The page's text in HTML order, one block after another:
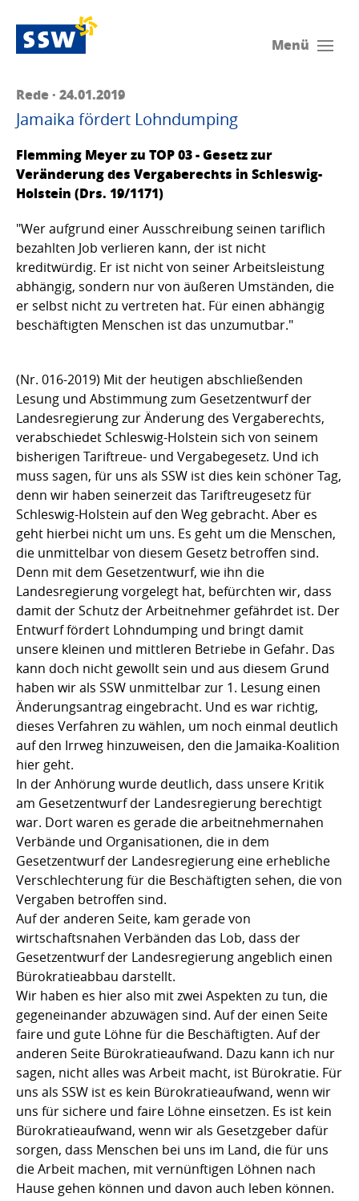
Menü
Rede · 24.01.2019
Jamaika fördert Lohndumping
Flemming Meyer zu TOP 03 - Gesetz zur
Veränderung des Vergaberechts in Schleswig-
Holstein (Drs. 19/1171)
"Wer aufgrund einer Ausschreibung seinen tariflich
bezahlten Job verlieren kann, der ist nicht
kreditwürdig. Er ist nicht von seiner Arbeitsleistung
abhängig, sondern nur von äußeren Umständen, die
er selbst nicht zu vertreten hat. Für einen abhängig
beschäftigten Menschen ist das unzumutbar."
(Nr. 016-2019) Mit der heutigen abschließenden
Lesung und Abstimmung zum Gesetzentwurf der
Landesregierung zur Änderung des Vergaberechts,
verabschiedet Schleswig-Holstein sich von seinem
bisherigen Tariftreue- und Vergabegesetz. Und ich
muss sagen, für uns als SSW ist dies kein schöner Tag,
denn wir haben seinerzeit das Tariftreugesetz für
Schleswig-Holstein auf den Weg gebracht. Aber es
geht hierbei nicht um uns. Es geht um die Menschen,
die unmittelbar von diesem Gesetz betroffen sind.
Denn mit dem Gesetzentwurf, wie ihn die
Landesregierung vorgelegt hat, befürchten wir, dass
damit der Schutz der Arbeitnehmer gefährdet ist. Der
Entwurf fördert Lohndumping und bringt damit
unsere kleinen und mittleren Betriebe in Gefahr. Das
kann doch nicht gewollt sein und aus diesem Grund
haben wir als SSW unmittelbar zur 1. Lesung einen
Änderungsantrag eingebracht. Und es war richtig,
dieses Verfahren zu wählen, um noch einmal deutlich
auf den Irrweg hinzuweisen, den die Jamaika-Koalition
hier geht.
In der Anhörung wurde deutlich, dass unsere Kritik
am Gesetzentwurf der Landesregierung berechtigt
war. Dort waren es gerade die arbeitnehmernahen
Verbände und Organisationen, die in dem
Gesetzentwurf der Landesregierung eine erhebliche
Verschlechterung für die Beschäftigten sehen, die von
Vergaben betroffen sind.
Auf der anderen Seite, kam gerade von
wirtschaftsnahen Verbänden das Lob, dass der
Gesetzentwurf der Landesregierung angeblich einen
Bürokratieabbau darstellt.
Wir haben es hier also mit zwei Aspekten zu tun, die
gegeneinander abzuwägen sind. Auf der einen Seite
faire und gute Löhne für die Beschäftigten. Auf der
anderen Seite Bürokratieaufwand. Dazu kann ich nur
sagen, nicht alles was Arbeit macht, ist Bürokratie. Für
uns als SSW ist es kein Bürokratieaufwand, wenn wir
uns für sichere und faire Löhne einsetzen. Es ist kein
Bürokratieaufwand, wenn wir als Gesetzgeber dafür
sorgen, dass Menschen bei uns im Land, die für uns
die Arbeit machen, mit vernünftigen Löhnen nach
Hause gehen können und davon auch leben können.